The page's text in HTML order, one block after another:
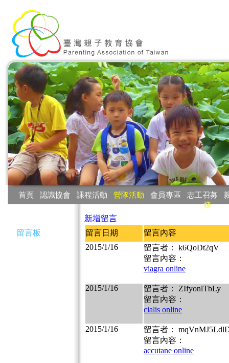
首頁 認識協會 課程活動 營隊活動 會員專區 志工召募
務
留言板
新增留言
留言日期
留言內容
2015/1/16
留言者： k6QoDt2qV
留言內容：
viagra online
2015/1/16
留言者： ZIfyonlTbLy
留言內容：
cialis online
2015/1/16
留言者：
留言內容：
accutane online